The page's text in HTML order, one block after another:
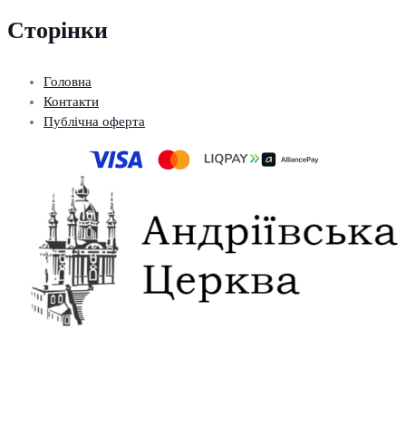
Сторінки
Головна
Контакти
Публічна оферта